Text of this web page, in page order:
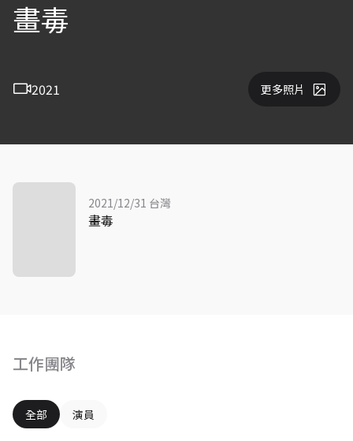
畫毒
2021 更多照片
工作團隊
全部 演員
2021/12/31 台灣
畫毒